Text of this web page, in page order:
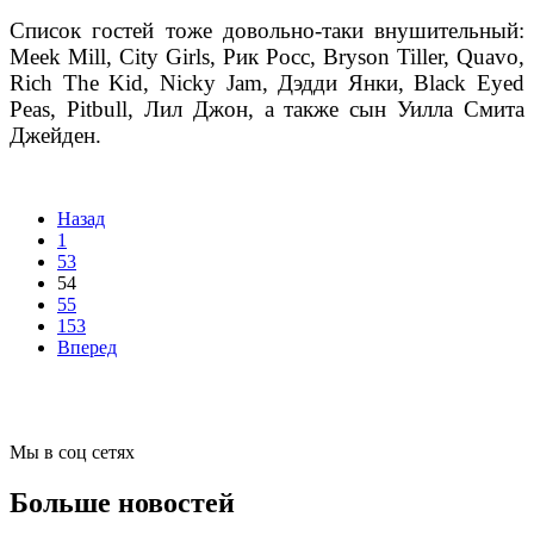
Список гостей тоже довольно-таки внушительный:
Meek Mill, City Girls, Рик Росс, Bryson Tiller, Quavo,
Rich The Kid, Nicky Jam, Дэдди Янки, Black Eyed
Peas, Pitbull, Лил Джон, а также сын Уилла Смита
Джейден.
Назад
1
53
54
55
153
Вперед
Мы в соц сетях
Больше новостей